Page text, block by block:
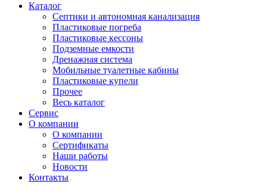
Каталог
Септики и автономная канализация
Пластиковые погреба
Пластиковые кессоны
Подземные емкости
Дренажная система
Мобильные туалетные кабины
Пластиковые купели
Прочее
Весь каталог
Сервис
О компании
О компании
Сертификаты
Наши работы
Новости
Контакты